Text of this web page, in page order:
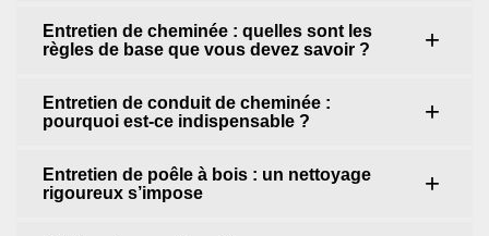
Entretien de cheminée : quelles sont les
règles de base que vous devez savoir ?
Entretien de conduit de cheminée :
pourquoi est-ce indispensable ?
Entretien de poêle à bois : un nettoyage
rigoureux s’impose